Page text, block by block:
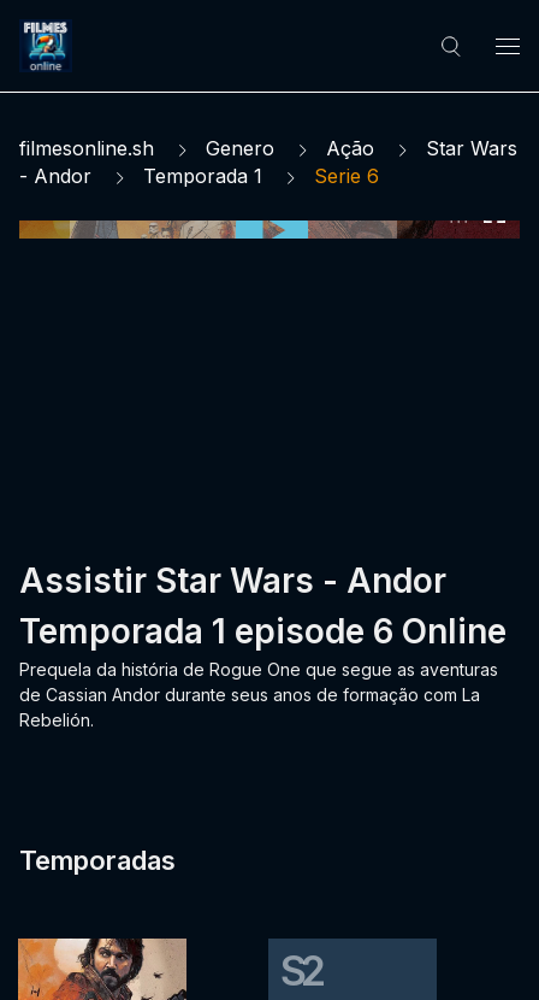
filmesonline.sh Genero Ação
Star Wars
- Andor
Temporada 1 Serie 6
Assistir Star Wars - Andor
Temporada 1 episode 6 Online
Prequela da história de Rogue One que segue as aventuras
de Cassian Andor durante seus anos de formação com La
Rebelión.
Temporadas
S2